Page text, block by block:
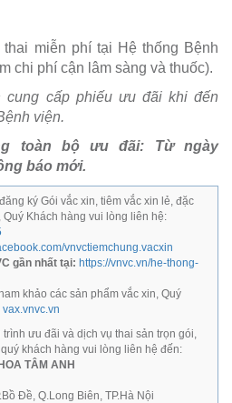
miễn phí tại Hệ thống Bệnh
chi phí cận lâm sàng và thuốc).
cung cấp phiếu ưu đãi khi đến
viện.
toàn bộ ưu đãi: Từ ngày
báo mới.
ký Gói vắc xin, tiêm vắc xin lẻ, đặc
Khách hàng vui lòng liên hệ:
vnvctiemchung.vacxin
gần nhất tại: https://vnvc.vn/he-thong-
khảo các sản phẩm vắc xin, Quý
vax.vnvc.vn
ưu đãi và dịch vụ thai sản trọn gói,
khách hàng vui lòng liên hệ đến:
TÂM ANH
Đề, Q.Long Biên, TP.Hà Nội